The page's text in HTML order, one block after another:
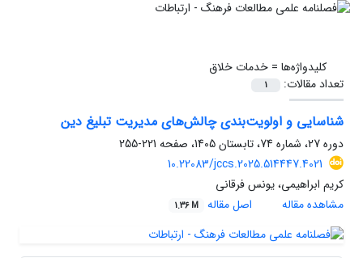
کلیدواژه‌ها =خدمات خلاق
تعداد مقالات:
1
شناسایی و اولویت‌بندی چالش‌های مدیریت تبلیغ دین
دوره 27، شماره 74، تابستان 1405، صفحه
221-255
10.22083/jccs.2025.514447.4021
کریم ابراهیمی، یونس فرقانی
مشاهده مقاله
اصل مقاله 1.36 M